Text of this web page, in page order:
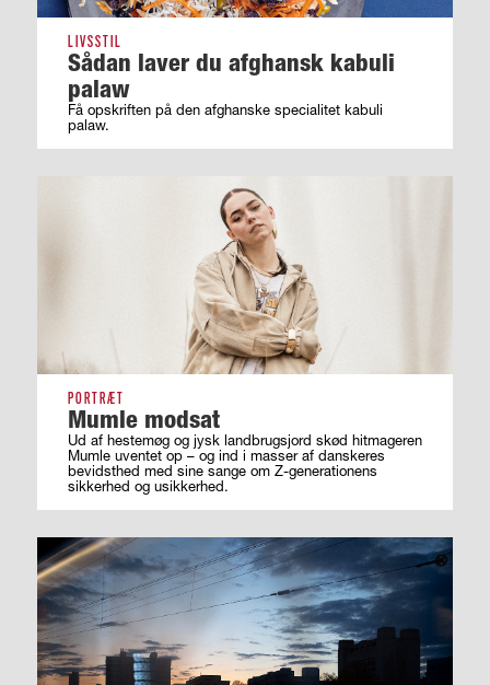
LIVSSTIL
Sådan laver du afghansk kabuli
palaw
Få opskriften på den afghanske specialitet kabuli
palaw.
PORTRÆT
Mumle modsat
Ud af hestemøg og jysk landbrugsjord skød hitmageren
Mumle uventet op – og ind i masser af ­danskeres
bevidsthed med sine sange om ­Z-generationens
sikkerhed og usikkerhed.